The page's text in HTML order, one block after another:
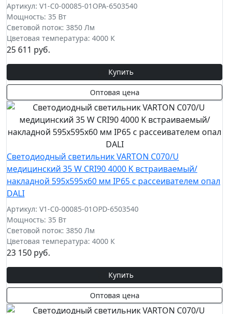
Артикул: V1-C0-00085-01OPA-6503540
Мощность: 35 Вт
Световой поток: 3850 Лм
Цветовая температура: 4000 К
25 611 руб.
Купить
Оптовая цена
Светодиодный светильник VARTON C070/U
медицинский 35 W CRI90 4000 K встраиваемый/
накладной 595х595х60 мм IP65 с рассеивателем опал
DALI
Артикул: V1-C0-00085-01OPD-6503540
Мощность: 35 Вт
Световой поток: 3850 Лм
Цветовая температура: 4000 К
23 150 руб.
Купить
Оптовая цена